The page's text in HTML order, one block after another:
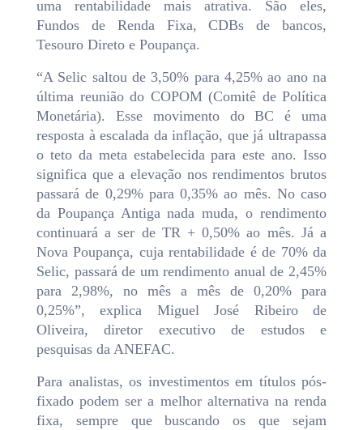
uma rentabilidade mais atrativa. São eles,
Fundos de Renda Fixa, CDBs de bancos,
Tesouro Direto e Poupança.
“A Selic saltou de 3,50% para 4,25% ao ano na
última reunião do COPOM (Comitê de Política
Monetária). Esse movimento do BC é uma
resposta à escalada da inflação, que já ultrapassa
o teto da meta estabelecida para este ano. Isso
significa que a elevação nos rendimentos brutos
passará de 0,29% para 0,35% ao mês. No caso
da Poupança Antiga nada muda, o rendimento
continuará a ser de TR + 0,50% ao mês. Já a
Nova Poupança, cuja rentabilidade é de 70% da
Selic, passará de um rendimento anual de 2,45%
para 2,98%, no mês a mês de 0,20% para
0,25%”, explica Miguel José Ribeiro de
Oliveira, diretor executivo de estudos e
pesquisas da ANEFAC.
Para analistas, os investimentos em títulos pós-
fixado podem ser a melhor alternativa na renda
fixa, sempre que buscando os que sejam